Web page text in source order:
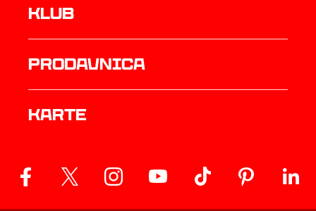
Klub
prodavnica
Karte